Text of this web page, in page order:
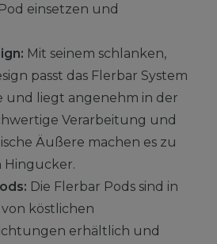
einsetzen und
Mit seinem schlanken,
passt das Flerbar System
und liegt angenehm in der
Verarbeitung und
Äußere machen es zu
Hingucker.
Die Flerbar Pods sind in
köstlichen
erhältlich und